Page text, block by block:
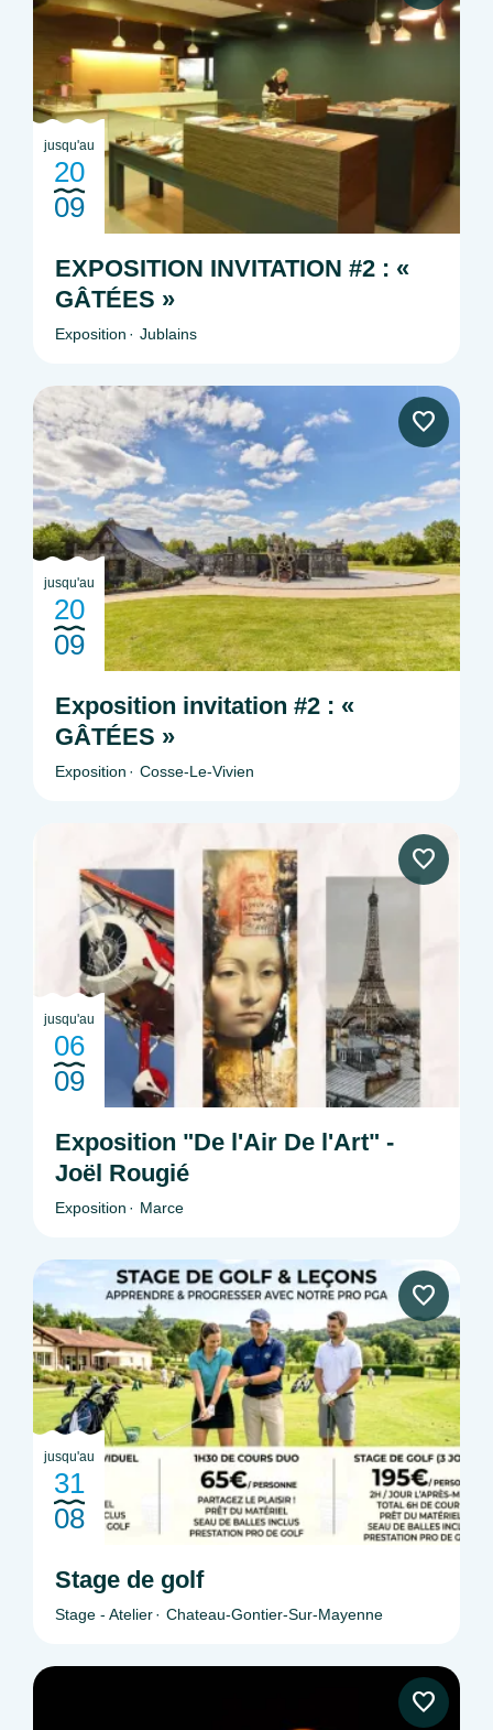
jusqu'au
20
09
EXPOSITION INVITATION #2 : «
GÂTÉES »
Exposition Jublains
jusqu'au
20
09
Exposition invitation #2 : «
GÂTÉES »
Exposition Cosse-Le-Vivien
jusqu'au
06
09
Exposition "De l'Air De l'Art" -
Joël Rougié
Exposition Marce
jusqu'au
31
08
Stage de golf
Stage - Atelier Chateau-Gontier-Sur-Mayenne